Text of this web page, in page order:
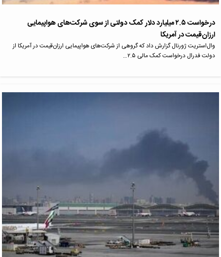
درخواست ۲.۵ میلیارد دلار کمک دولتی از سوی شرکت‌های هواپیمایی
ارزان‌قیمت در آمریکا
وال‌استریت ژورنال گزارش داد که گروهی از شرکت‌های هواپیمایی ارزان‌قیمت در آمریکا از
دولت فدرال درخواست کمک مالی ۲.۵…